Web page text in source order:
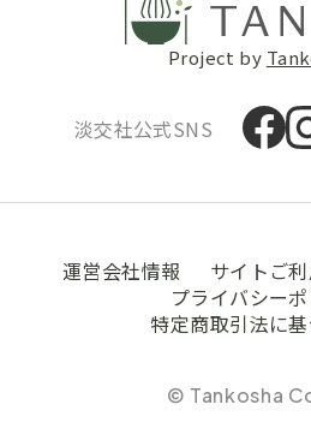
Project by
淡交社公式SNS
運営会社情報 サイトご
プライバシー
特定商取引法に
© Tankosha